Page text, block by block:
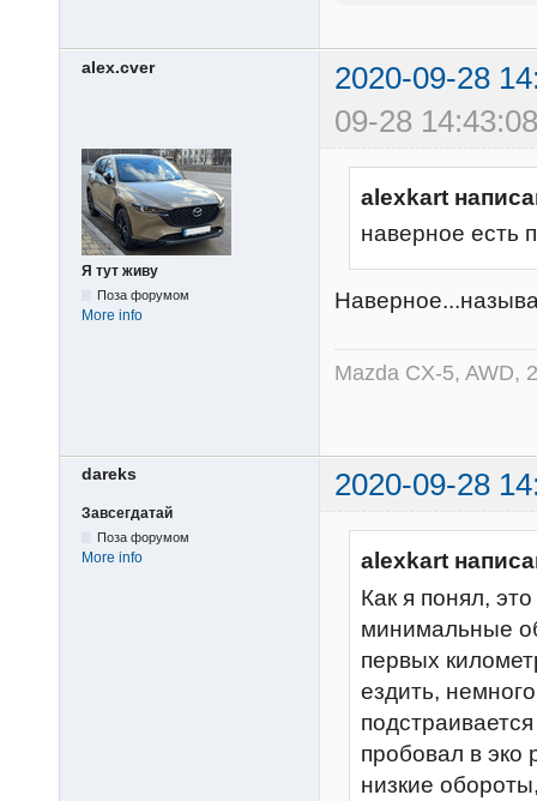
alex.cver
2020-09-28
09-28
Я тут живу
Поза форумом
More info
alexkart
наверное есть
Mazda CX-5, AWD,
dareks 2020-09-28
Завсегдатай
Поза форумом
More info
alexkart
Как я понял,
минимальные
первых
ездить,
пробовал в
низкие